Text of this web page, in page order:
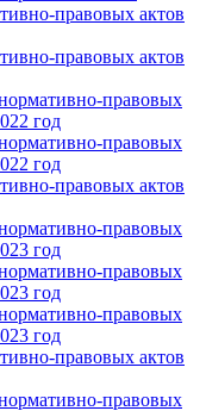
правовых актов
правовых актов
правовых
год
правовых
год
правовых актов
правовых
год
правовых
год
правовых
год
правовых актов
правовых